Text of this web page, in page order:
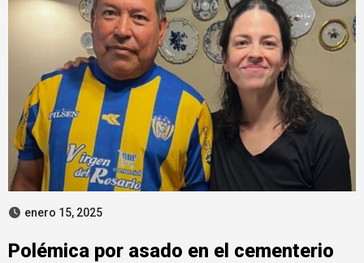
enero 15, 2025
Polémica por asado en el cementerio